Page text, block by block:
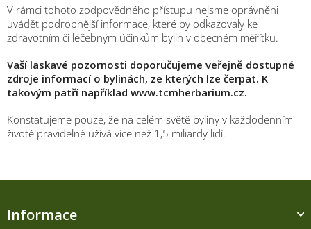
V rámci tohoto zodpovědného přístupu nejsme oprávněni
uvádět podrobnější informace, které by odkazovaly ke
zdravotním či léčebným účinkům bylin v obecném měřítku.
Vaší laskavé pozornosti doporučujeme veřejně dostupné
zdroje informací o bylinách, ze kterých lze čerpat. K
takovým patří například www.tcmherbarium.cz.
Konstatujeme pouze, že na celém světě byliny v každodenním
životě pravidelně užívá více než 1,5 miliardy lidí.
Informace